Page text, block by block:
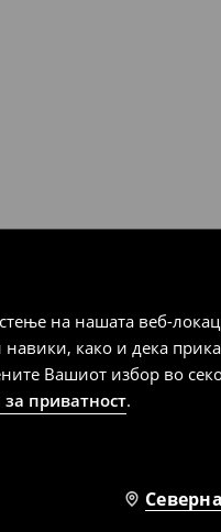
на нашата веб-
како и дека
Вашиот избор во
приватност.